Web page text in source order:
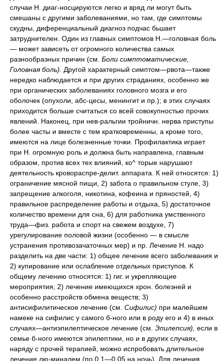
случаи Н. диаг-носцируются легко и вряд ли могут быть
смешаны с другими заболеваниями, но там, где симптомы
скудны, диференциальный диагноз подчас бьшает
затруднителен. Один из главных симптомов Н.—головная боль
— может зависеть от огромного количества самых
разнообразных причин (см. Боли симптоматические,
Головная боль). Другой характерный симптом—рвота—также
нередко наблюдается и при других страданиях, особенно же
при органических заболеваниях головного мозга и его
оболочек (опухоли, абс-цесы, менингит и пр.); в этих случаях
приходится больше считаться со всей совокупностью прочих
явлений. Наконец, при нев-ральгии тройничн. нерва приступы
более часты и вместе с тем кратковременны, а кроме того,
имеются на лице болезненные точки. Профилактика играет
при Н. огромную роль и должна быть направлена, главным
образом, против всех тех влияний, ко^ торые нарушают
деятельность кровораспре-делит. аппарата. К ней относятся: 1)
ограничение мясной пищи, 2) забота о правильном стуле, 3)
запрещение алкоголя, никотина, кофеина и пряностей, 4)
правильное распределение работы и отдыха, 5) достаточное
количество времени для сна, 6) для работника умственного
труда—физ. работа и спорт на свежем воздухе, 7)
урегулирование половой жизни (особенно — в смысле
устранения противозачаточных мер) и пр. Лечение Н. надо
разделить на две части: 1) общее лечение всего заболевания и
2) купирование или ослабление отдельных приступов. К
общему лечению относятся: 1) гиг. и укрепляющие
мероприятия; 2) лечение имеющихся хрон. болезней и
особенно расстройств обмена веществ; 3)
антисифилитическое лечение (см. Сифилис) при малейшем
намеке на сифилис у самого б-ного или в роду его и 4) в иных
случаях—антиэпилептическое лечение (см. Эпилепсия), если в
семье б-ного имеются эпилептики, но и в других случаях,
наряду с прочей терапией, можно испробовать длительное
лечение лю-миналем (по 0,1—0,05 на ночь). Для лечения